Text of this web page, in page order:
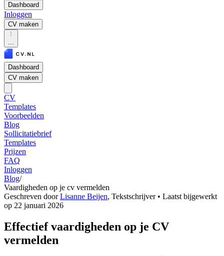
Dashboard
Inloggen
CV maken
...
Dashboard
CV maken
CV
Templates
Voorbeelden
Blog
Sollicitatiebrief
Templates
Prijzen
FAQ
Inloggen
Blog/
Vaardigheden op je cv vermelden
Geschreven doorLisanne Beijen, Tekstschrijver• Laatst bijgewerkt
op 22 januari 2026
Effectief vaardigheden op je CV
vermelden